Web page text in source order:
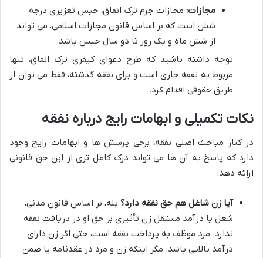
مجازات: مجازات جرم ترک انفاق، حبس تعزیری درجه
شش است که بر اساس قانون مجازات اسلامی، می تواند
از شش ماه و یک روز تا دو سال حبس باشد.
توجه داشته باشید که طرح دعوای کیفری ترک انفاق، تنها
مربوط به نفقه جاری است و برای نفقه گذشته، فقط می توان از
طریق حقوقی اقدام کرد.
نکات تکمیلی و ابهامات رایج درباره نفقه
در کنار مباحث اصلی نفقه، برخی پرسش ها و ابهامات رایج وجود
دارد که پاسخ به آن ها می تواند درک کامل تری از این حق قانونی
ارائه دهد:
آیا زن شاغل هم حق نفقه دارد؟ بله، بر اساس قانون مدنی،
شغل یا درآمد مستقل زن تأثیری بر حق او در دریافت نفقه
ندارد. مرد موظف به پرداخت نفقه است، حتی اگر زن دارای
درآمد بالایی باشد. مگر اینکه زن و مرد در عقدنامه یا ضمن